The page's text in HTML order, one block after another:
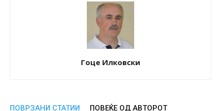
Гоце Илковски
ПОВРЗАНИ СТАТИИ ПОВЕЌЕ ОД АВТОРОТ